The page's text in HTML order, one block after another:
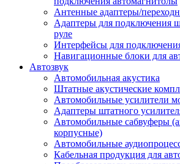
Антенные адаптеры/
Адаптеры для подключения
руле
Интерфейсы для
Навигационные блоки для
Автозвук
Автомобильная акустика
Штатные акустические
Автомобильные усилители
Адаптеры штатного
Автомобильные сабвуферы
корпусные)
Автомобильные
Кабельная продукция для